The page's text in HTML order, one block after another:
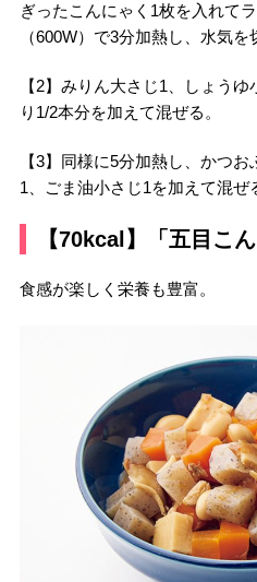
ぎったこんにゃく1枚を入れて
（600W）で3分加熱し、水気を
【2】みりん大さじ1、しょう
り1/2本分を加えて混ぜる。
【3】同様に5分加熱し、かつ
1、ごま油小さじ1を加えて混ぜ
【70kcal】「五目こ
食感が楽しく栄養も豊富。